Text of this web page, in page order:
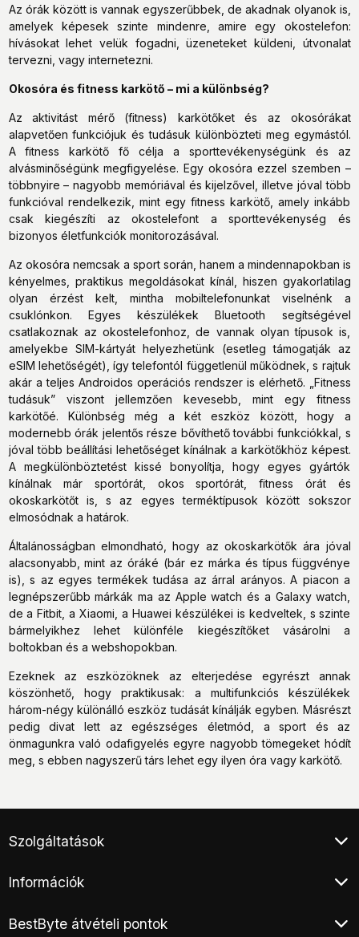
Az órák között is vannak egyszerűbbek, de akadnak olyanok is,
amelyek képesek szinte mindenre, amire egy okostelefon:
hívásokat lehet velük fogadni, üzeneteket küldeni, útvonalat
tervezni, vagy internetezni.
Okosóra és fitness karkötő – mi a különbség?
Az aktivitást mérő (fitness) karkötőket és az okosórákat
alapvetően funkciójuk és tudásuk különbözteti meg egymástól.
A fitness karkötő fő célja a sporttevékenységünk és az
alvásminőségünk megfigyelése. Egy okosóra ezzel szemben –
többnyire – nagyobb memóriával és kijelzővel, illetve jóval több
funkcióval rendelkezik, mint egy fitness karkötő, amely inkább
csak kiegészíti az okostelefont a sporttevékenység és
bizonyos életfunkciók monitorozásával.
Az okosóra nemcsak a sport során, hanem a mindennapokban is
kényelmes, praktikus megoldásokat kínál, hiszen gyakorlatilag
olyan érzést kelt, mintha mobiltelefonunkat viselnénk a
csuklónkon. Egyes készülékek Bluetooth segítségével
csatlakoznak az okostelefonhoz, de vannak olyan típusok is,
amelyekbe SIM-kártyát helyezhetünk (esetleg támogatják az
eSIM lehetőségét), így telefontól függetlenül működnek, s rajtuk
akár a teljes Androidos operációs rendszer is elérhető. „Fitness
tudásuk” viszont jellemzően kevesebb, mint egy fitness
karkötőé. Különbség még a két eszköz között, hogy a
modernebb órák jelentős része bővíthető további funkciókkal, s
jóval több beállítási lehetőséget kínálnak a karkötőkhöz képest.
A megkülönböztetést kissé bonyolítja, hogy egyes gyártók
kínálnak már sportórát, okos sportórát, fitness órát és
okoskarkötőt is, s az egyes terméktípusok között sokszor
elmosódnak a határok.
Általánosságban elmondható, hogy az okoskarkötők ára jóval
alacsonyabb, mint az óráké (bár ez márka és típus függvénye
is), s az egyes termékek tudása az árral arányos. A piacon a
legnépszerűbb márkák ma az Apple watch és a Galaxy watch,
de a Fitbit, a Xiaomi, a Huawei készülékei is kedveltek, s szinte
bármelyikhez lehet különféle kiegészítőket vásárolni a
boltokban és a webshopokban.
Ezeknek az eszközöknek az elterjedése egyrészt annak
köszönhető, hogy praktikusak: a multifunkciós készülékek
három-négy különálló eszköz tudását kínálják egyben. Másrészt
pedig divat lett az egészséges életmód, a sport és az
önmagunkra való odafigyelés egyre nagyobb tömegeket hódít
meg, s ebben nagyszerű társ lehet egy ilyen óra vagy karkötő.
Szolgáltatások
Klíma értékesítés
Áruhitel
E-hulladék átvétel
Információk
Adatkezelési tájékoztató
BestByte átvételi pontok